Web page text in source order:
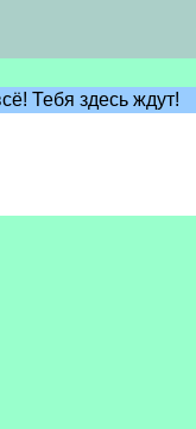
Тебя здесь ждут!